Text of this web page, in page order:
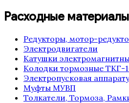
Расходные
Редукторы, мотор-
Электродвигатели
Катушки
Колодки тормозные ТКГ-
Электропусковая
Муфты МУВП
Толкатели, Тормоза,